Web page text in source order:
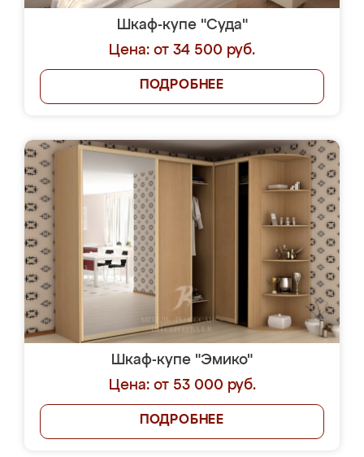
Шкаф-купе "Суда"
Цена: от 34 500 руб.
ПОДРОБНЕЕ
Шкаф-купе "Эмико"
Цена: от 53 000 руб.
ПОДРОБНЕЕ